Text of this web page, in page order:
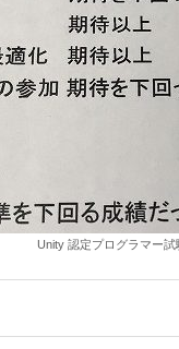
Unity 認定プログラマー試